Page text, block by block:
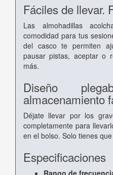
Fáciles de llevar.
Las almohadillas
comodidad para tus
del casco te permiten
pausar pistas, aceptar o
más.
Diseño
almacenamiento
Déjate llevar por los
completamente para
en el bolso. Solo tienes
Especificaciones
Rango de